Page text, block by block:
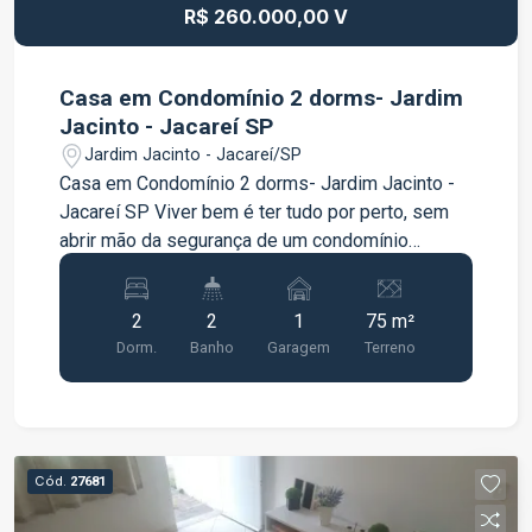
R$ 260.000,00 V
Casa em Condomínio 2 dorms- Jardim
Jacinto - Jacareí SP
Jardim Jacinto - Jacareí/SP
Casa em Condomínio 2 dorms- Jardim Jacinto -
Jacareí SP Viver bem é ter tudo por perto, sem
abrir mão da segurança de um condomínio
fechado. Este sobrado é perfeito para quem
busca praticidade e qualidade de vida. Conheça
mais: - 2 Dormitórios - 1 Banheiro - 1 Lavabo - 1
vaga de garagem fixa - 64m² ?Aqui, os fins de
semana ganham um novo significado com uma
amigos. - Quadra esportiva e playground para a
energia das crianças. ?- Espaço pet ?Agende sua
visita hoje mesmo para conhecer o decorado e
2
Dorm.
2
Banho
1
Garagem
75 m²
Terreno
Cód. 27681